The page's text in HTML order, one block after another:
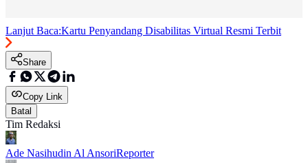
Lanjut Baca:Kartu Penyandang Disabilitas Virtual Resmi Terbit
Share
Copy Link
Batal
Tim Redaksi
Ade Nasihudin Al AnsoriReporter